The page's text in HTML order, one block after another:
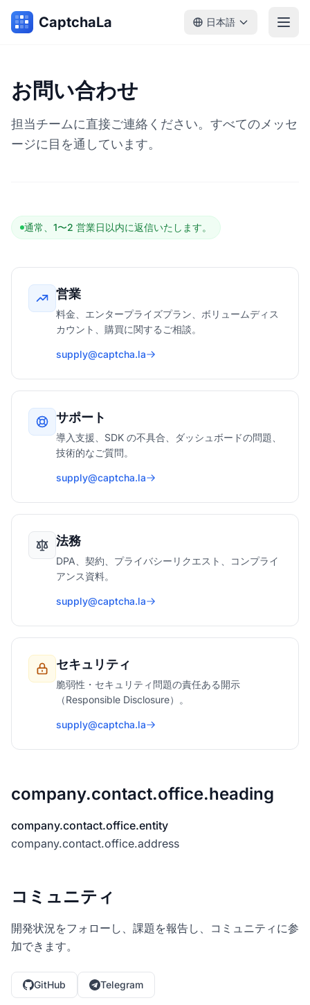
CaptchaLa 日本語
お問い合わせ
担当チームに直接ご連絡ください。すべてのメッセ
ージに目を通しています。
通常、1〜2 営業日以内に返信いたします。
営業
料金、エンタープライズプラン、ボリュームディス
カウント、購買に関するご相談。
supply@captcha.la
サポート
導入支援、SDK の不具合、ダッシュボードの問題、
技術的なご質問。
supply@captcha.la
法務
DPA、契約、プライバシーリクエスト、コンプライ
アンス資料。
supply@captcha.la
セキュリティ
脆弱性・セキュリティ問題の責任ある開示
（Responsible Disclosure）。
supply@captcha.la
company.contact.office.heading
company.contact.office.entity
company.contact.office.address
コミュニティ
開発状況をフォローし、課題を報告し、コミュニティに参
加できます。
GitHub Telegram